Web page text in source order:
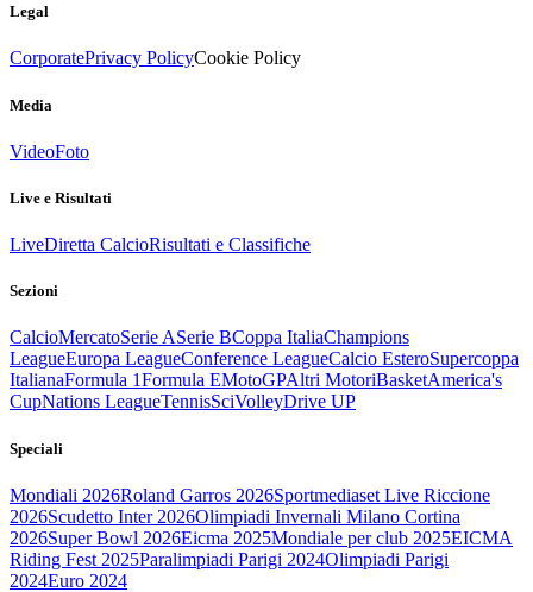
Legal
CorporatePrivacy PolicyCookie Policy
Media
VideoFoto
Live e Risultati
LiveDiretta CalcioRisultati e Classifiche
Sezioni
CalcioMercatoSerie ASerie BCoppa ItaliaChampions
LeagueEuropa LeagueConference LeagueCalcio EsteroSupercoppa
ItalianaFormula 1Formula EMotoGPAltri MotoriBasketAmerica's
CupNations LeagueTennisSciVolleyDrive UP
Speciali
Mondiali 2026Roland Garros 2026Sportmediaset Live Riccione
2026Scudetto Inter 2026Olimpiadi Invernali Milano Cortina
2026Super Bowl 2026Eicma 2025Mondiale per club 2025EICMA
Riding Fest 2025Paralimpiadi Parigi 2024Olimpiadi Parigi
2024Euro 2024